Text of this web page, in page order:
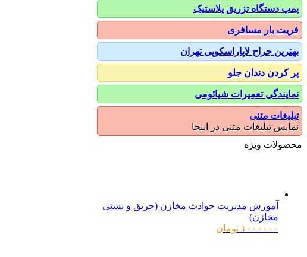
پمپ دستگاه تزریق پلاستیک
فریت بار مسافری
بهترین جراح لاپاراسکوپی تهران
پر کردن دندان جلو
نمایندگی تعمیرات شیائومی
تبلیغات متنی
نمایش تبلیغات متنی در اینجا
محصولات ویژه
آموزش مدیریت حوادث مخازن (حریق و نشتی
مخازن)
۱۰۰۰۰۰۰ تومان